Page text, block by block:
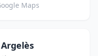
Maps